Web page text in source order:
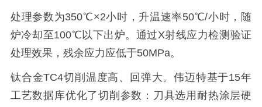
处理参数为350℃×2小时，升温速率50℃/小时，随
炉冷却至100℃以下出炉。通过X射线应力检测验证
处理效果，残余应力应低于50MPa。
钛合金TC4切削温度高、回弹大。伟迈特基于15年
工艺数据库优化了切削参数：刀具选用耐热涂层硬